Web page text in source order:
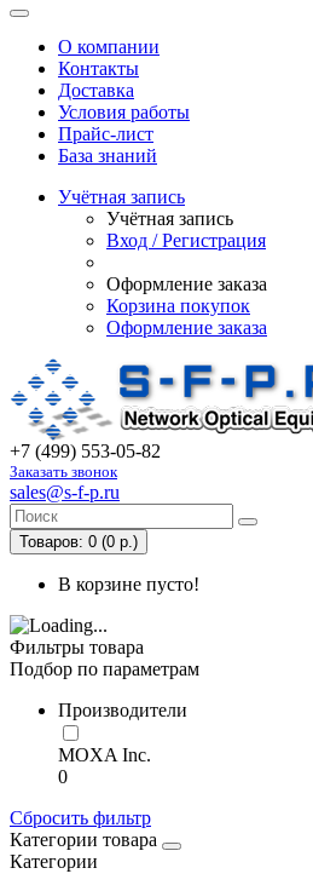
О компании
Контакты
Доставка
Условия работы
Прайс-лист
База знаний
Учётная запись
Учётная запись
Вход / Регистрация
Оформление заказа
Корзина покупок
Оформление заказа
+7 (499) 553-05-82
Заказать звонок
sales@s-f-p.ru
Товаров: 0 (0 р.)
В корзине пусто!
Фильтры товара
Подбор по параметрам
Производители
MOXA Inc.
0
Сбросить фильтр
Категории товара
Категории